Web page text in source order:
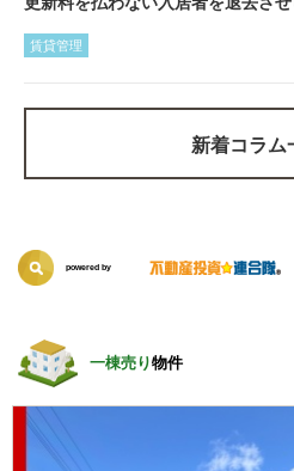
賃貸管理
新着コラム
powered by
一棟売り物件